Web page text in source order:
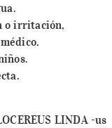
o irritación,
LINDA -us